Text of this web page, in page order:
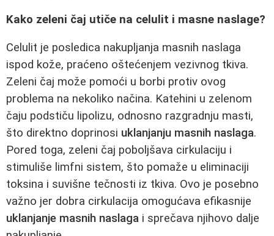
Kako zeleni čaj utiče na celulit i masne naslage?
Celulit je posledica nakupljanja masnih naslaga
ispod kože, praćeno oštećenjem vezivnog tkiva.
Zeleni čaj može pomoći u borbi protiv ovog
problema na nekoliko načina. Katehini u zelenom
čaju podstiču lipolizu, odnosno razgradnju masti,
što direktno doprinosi uklanjanju masnih naslaga.
Pored toga, zeleni čaj poboljšava cirkulaciju i
stimuliše limfni sistem, što pomaže u eliminaciji
toksina i suvišne tečnosti iz tkiva. Ovo je posebno
važno jer dobra cirkulacija omogućava efikasnije
uklanjanje masnih naslaga i sprečava njihovo dalje